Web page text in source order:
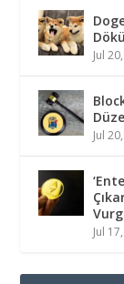
Jul
Jul
Jul